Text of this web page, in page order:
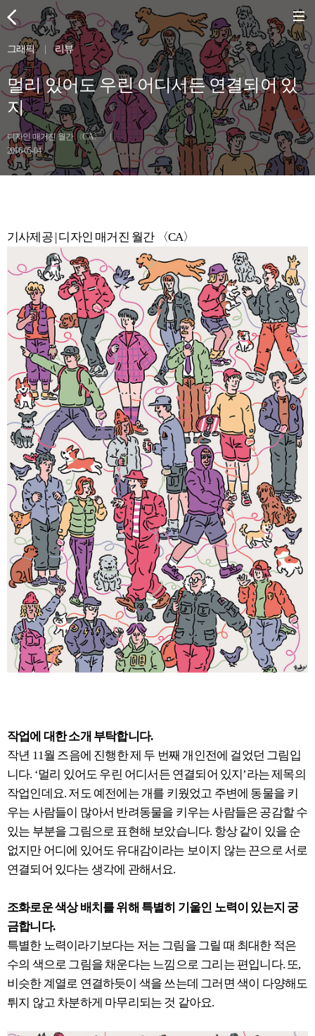
그래픽 리뷰
멀리 있어도 우린 어디서든 연결되어 있
지
디자인 매거진 월간 〈CA〉
2016-05-04
기사제공 | 디자인 매거진 월간 〈CA〉
작업에 대한 소개 부탁합니다.
작년 11월 즈음에 진행한 제 두 번째 개인전에 걸었던 그림입
니다. ‘멀리 있어도 우린 어디서든 연결되어 있지’라는 제목의
작업인데요. 저도 예전에는 개를 키웠었고 주변에 동물을 키
우는 사람들이 많아서 반려동물을 키우는 사람들은 공감할 수
있는 부분을 그림으로 표현해 보았습니다. 항상 같이 있을 순
없지만 어디에 있어도 유대감이라는 보이지 않는 끈으로 서로
연결되어 있다는 생각에 관해서요.
조화로운 색상 배치를 위해 특별히 기울인 노력이 있는지 궁
금합니다.
특별한 노력이라기보다는 저는 그림을 그릴 때 최대한 적은
수의 색으로 그림을 채운다는 느낌으로 그리는 편입니다. 또,
비슷한 계열로 연결하듯이 색을 쓰는데 그러면 색이 다양해도
튀지 않고 차분하게 마무리되는 것 같아요.